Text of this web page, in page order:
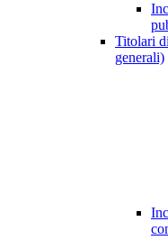
Titolari
generali)